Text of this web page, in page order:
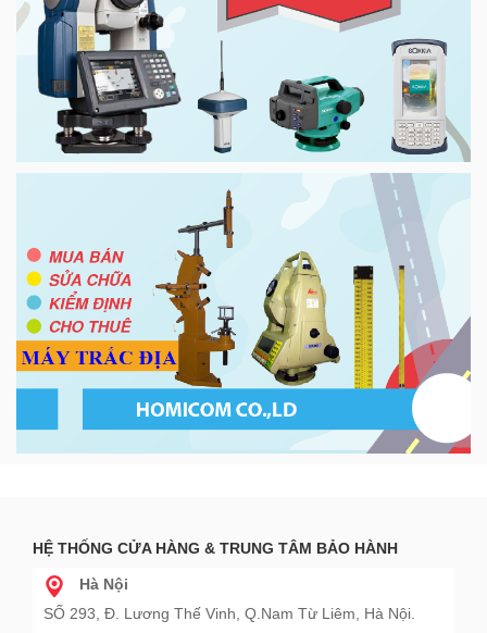
HỆ THỐNG CỬA HÀNG & TRUNG TÂM BẢO HÀNH
Hà Nội
SỐ 293, Đ. Lương Thế Vinh, Q.Nam Từ Liêm, Hà Nội.